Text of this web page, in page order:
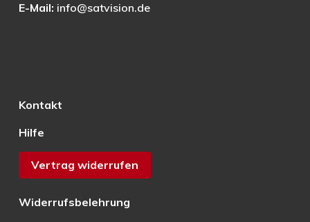
E-Mail: info@satvision.de
Kontakt
Hilfe
Vertrag widerrufen
Widerrufsbelehrung